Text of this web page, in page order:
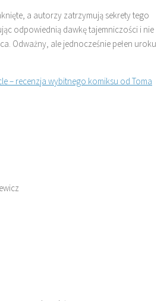
a autorzy zatrzymują sekrety tego
odpowiednią dawkę tajemniczości i nie
Odważny, ale jednocześnie pełen uroku
– recenzja wybitnego komiksu od Toma